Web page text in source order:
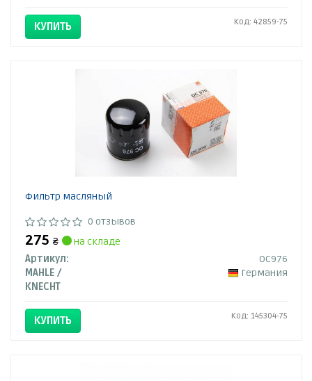
КУПИТЬ Код: 42859-75
Фильтр масляный
0 отзывов
275 ₴
на складе
Артикул:
OC976
MAHLE /
KNECHT
Германия
КУПИТЬ Код: 145304-75